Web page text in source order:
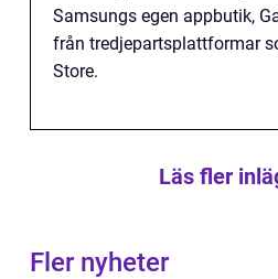
Samsungs egen appbutik,
från tredjepartsplattformar
Store.
Läs fler
Fler nyheter